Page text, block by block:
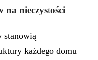
nieczystości
stanowią
każdego domu